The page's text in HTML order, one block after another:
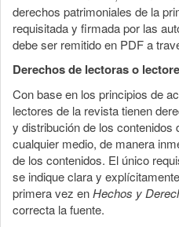
derechos patrimoniales de la
requisitada y firmada por las
debe ser remitido en PDF a
Derechos de lectoras o
Con base en los principios de
lectores de la revista tienen
y distribución de los contenidos
cualquier medio, de manera
de los contenidos. El único
se indique clara y
primera vez enHechos y
correcta la fuente.